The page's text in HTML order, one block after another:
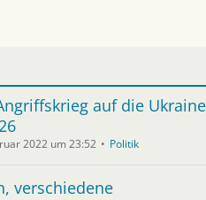
auf die
2022 um 23:52 Politik
verschiedene